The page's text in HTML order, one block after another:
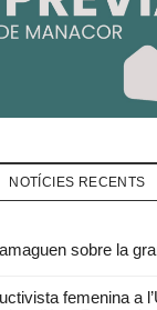
NOTÍCIES RECENTS
sobre la
femenina a